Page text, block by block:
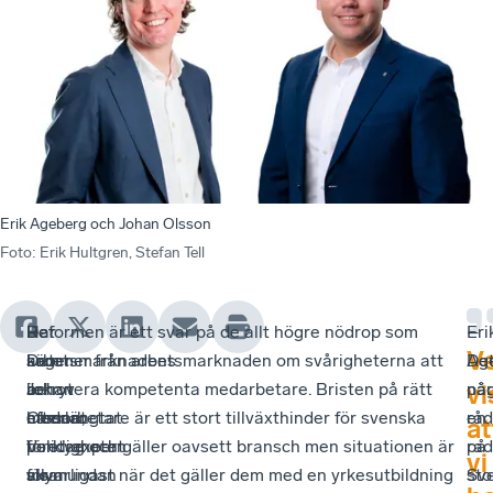
Erik Ageberg och Johan Olsson
Foto: Erik Hultgren, Stefan Tell
Har
arbetsmarknadens
behov
hamnat
i
skymundan
–
Det
är
efterlängtat.
Verkligheten
visar
Det
säger
Johan
Olsson,
policyexpert
för
Reformen är ett svar på de allt högre nödrop som
kommer från arbetsmarknaden om svårigheterna att
rekrytera kompetenta medarbetare. Bristen på rätt
medarbetare är ett stort tillväxthinder för svenska
företag och gäller oavsett bransch men situationen är
allvarligast när det gäller dem med en yrkesutbildning
vi
på
–
en
rad